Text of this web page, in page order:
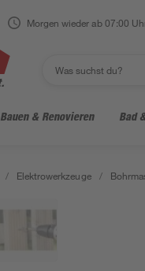
Morgen wieder ab 07:00
Bauen & Renovieren Bad
/ Elektrowerkzeuge /